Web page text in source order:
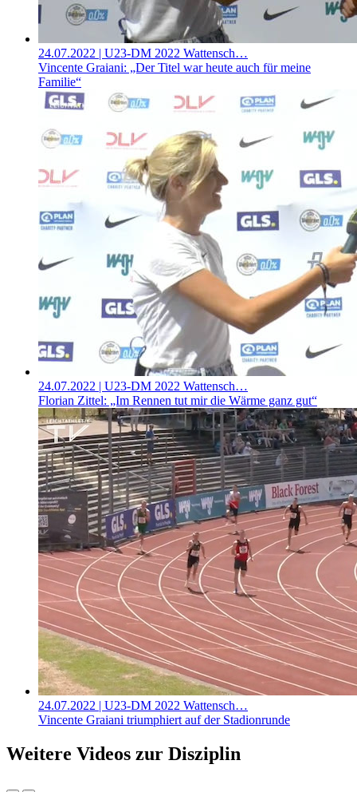
24.07.2022 | U23-DM 2022 Wattensch…
Vincente Graiani: „Der Titel war heute auch für meine
Familie“
24.07.2022 | U23-DM 2022 Wattensch…
Florian Zittel: „Im Rennen tut mir die Wärme ganz gut“
24.07.2022 | U23-DM 2022 Wattensch…
Vincente Graiani triumphiert auf der Stadionrunde
Weitere Videos zur Disziplin